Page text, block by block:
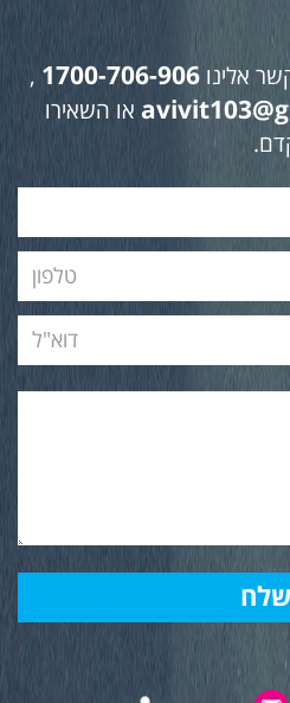
אלינו 1700-706-906
,
או השאירו